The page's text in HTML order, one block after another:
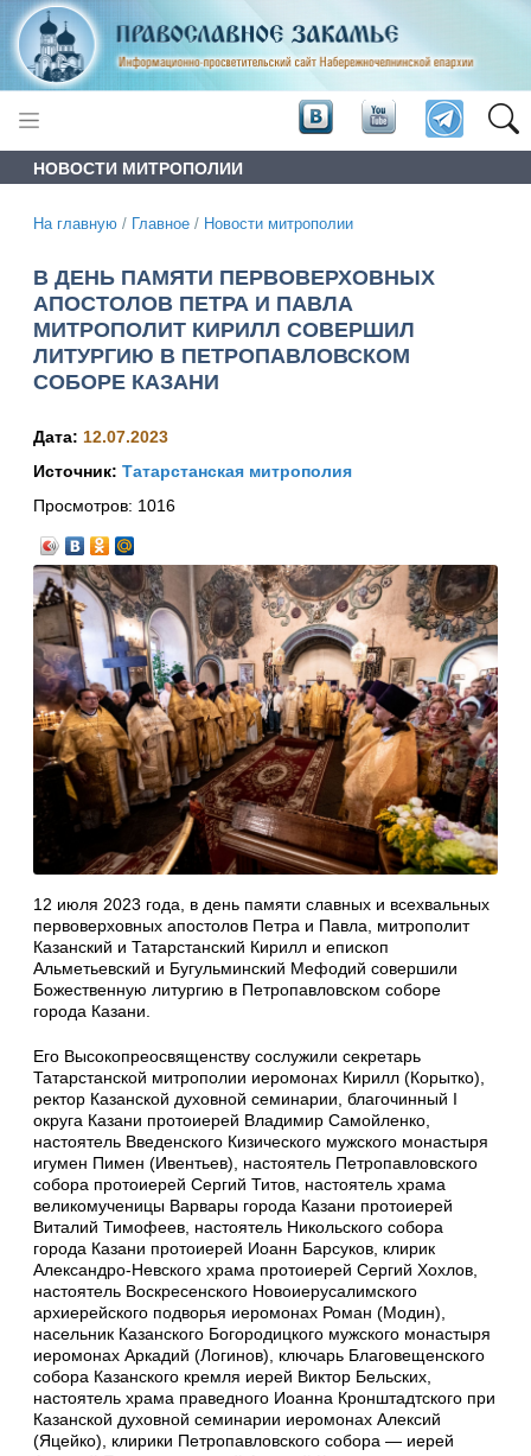
НОВОСТИ МИТРОПОЛИИ
На главную / Главное / Новости митрополии
В ДЕНЬ ПАМЯТИ ПЕРВОВЕРХОВНЫХ
АПОСТОЛОВ ПЕТРА И ПАВЛА
МИТРОПОЛИТ КИРИЛЛ СОВЕРШИЛ
ЛИТУРГИЮ В ПЕТРОПАВЛОВСКОМ
СОБОРЕ КАЗАНИ
Дата: 12.07.2023
Источник: Татарстанская митрополия
Просмотров: 1016
12 июля 2023 года, в день памяти славных и всехвальных
первоверховных апостолов Петра и Павла, митрополит
Казанский и Татарстанский Кирилл и епископ
Альметьевский и Бугульминский Мефодий совершили
Божественную литургию в Петропавловском соборе
города Казани.
Его Высокопреосвященству сослужили секретарь
Татарстанской митрополии иеромонах Кирилл (Корытко),
ректор Казанской духовной семинарии, благочинный I
округа Казани протоиерей Владимир Самойленко,
настоятель Введенского Кизического мужского монастыря
игумен Пимен (Ивентьев), настоятель Петропавловского
собора протоиерей Сергий Титов, настоятель храма
великомученицы Варвары города Казани протоиерей
Виталий Тимофеев, настоятель Никольского собора
города Казани протоиерей Иоанн Барсуков, клирик
Александро-Невского храма протоиерей Сергий Хохлов,
настоятель Воскресенского Новоиерусалимского
архиерейского подворья иеромонах Роман (Модин),
насельник Казанского Богородицкого мужского монастыря
иеромонах Аркадий (Логинов), ключарь Благовещенского
собора Казанского кремля иерей Виктор Бельских,
настоятель храма праведного Иоанна Кронштадтского при
Казанской духовной семинарии иеромонах Алексий
(Яцейко), клирики Петропавловского собора — иерей